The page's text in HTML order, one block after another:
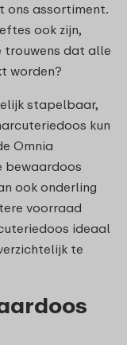
ons assortiment.
ook zijn,
trouwens dat alle
worden?
stapelbaar,
kun
Omnia
bewaardoos
ook onderling
voorraad
ideaal
te